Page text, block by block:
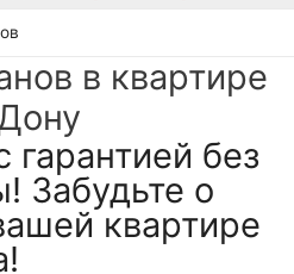
в квартире
гарантией без
Забудьте о
квартире